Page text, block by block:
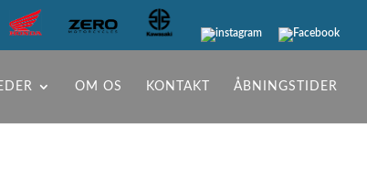
OM OS KONTAKT ÅBNINGSTIDER